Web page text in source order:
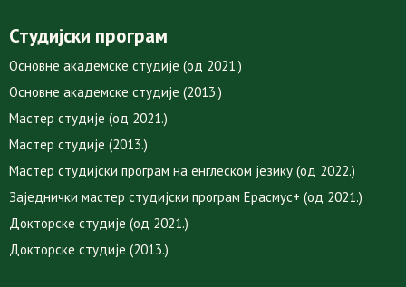
Студијски програм
Основне академске студије (од 2021.)
Основне академске студије (2013.)
Мастер студије (од 2021.)
Мастер студије (2013.)
Мастер студијски програм на енглеском језику (од 2022.)
Заједнички мастер студијски програм Ерасмус+ (од 2021.)
Докторске студије (од 2021.)
Докторске студије (2013.)